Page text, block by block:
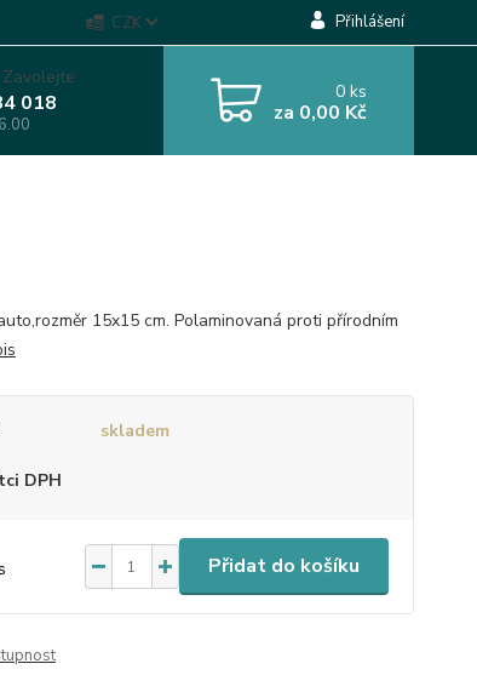
CZK Přihlášení
018 0ks
za 0,00 Kč
15x15 cm. Polaminovaná proti přírodním
skladem
DPH
Přidat do košíku